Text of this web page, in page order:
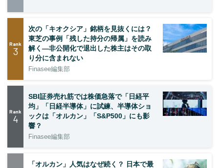
Rank
3
次の「キオクシア」銘柄を見抜くには？
東芝の事例「残した持分の帰属」を読み
解く—非公開化で退出した株主はその取
り分に含まれない
Finasee編集部
Rank
4
SBI証券売れ筋では株価急落で「日経平
均」「日経半導体」に試練、半導体ショ
ックは「オルカン」「S&P500」にも影
響？
Finasee編集部
「オルカン」人気はなぜ続く？ 日本で最